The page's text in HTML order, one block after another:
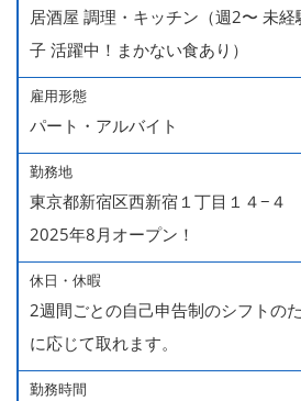
居酒屋 調理・キッチン（週2〜 未
子 活躍中！まかない食あり）
雇用形態
パート・アルバイト
勤務地
東京都新宿区西新宿１丁目１４−
2025年8月オープン！
休日・休暇
2週間ごとの自己申告制のシフトの
に応じて取れます。
勤務時間